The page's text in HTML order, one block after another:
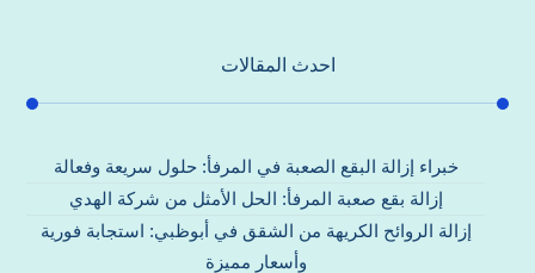
احدث المقالات
خبراء إزالة البقع الصعبة في المرفأ: حلول سريعة وفعالة
إزالة بقع صعبة المرفأ: الحل الأمثل من شركة الهدي
إزالة الروائح الكريهة من الشقق في أبوظبي: استجابة فورية
وأسعار مميزة